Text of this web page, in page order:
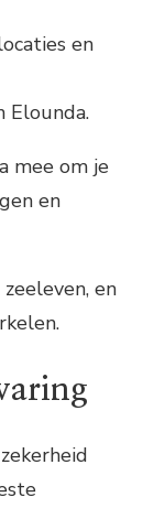
en
Elounda.
mee om je
en
en